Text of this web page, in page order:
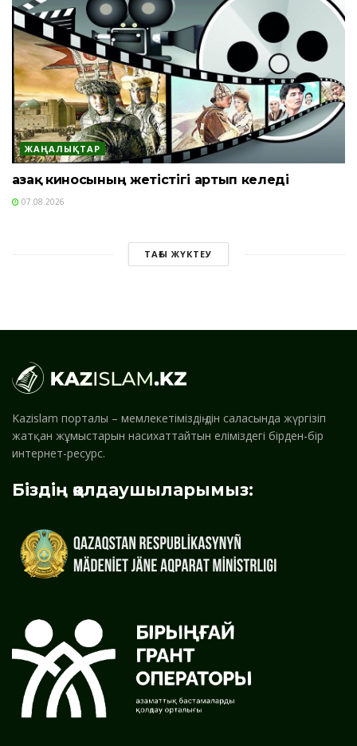
ЖАҢАЛЫҚТАР
Қазақ киносының жетістігі артып келеді
07.08.2026
ТАҒЫ ЖҮКТЕУ
Kazislam порталы – мемлекетіміздің дін саласында жүргізіп
жатқан жұмыстарын насихаттайтын еліміздегі бірден-бір
интернет-ресурс.
Біздің қолдаушыларымыз: